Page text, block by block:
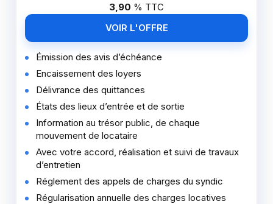
3,90 % TTC
VOIR L'OFFRE
Émission des avis d’échéance
Encaissement des loyers
Délivrance des quittances
États des lieux d’entrée et de sortie
Information au trésor public, de chaque
mouvement de locataire
Avec votre accord, réalisation et suivi de travaux
d’entretien
Réglement des appels de charges du syndic
Régularisation annuelle des charges locatives